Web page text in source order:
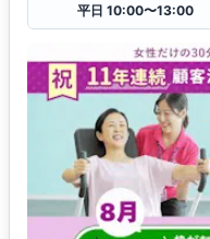
平日 10:00〜13:00